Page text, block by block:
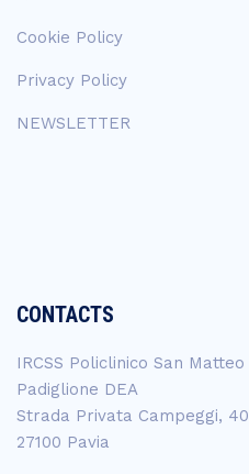
Cookie Policy
Privacy Policy
NEWSLETTER
CONTACTS
IRCSS Policlinico San Matteo
Padiglione DEA
Strada Privata Campeggi, 40
27100 Pavia